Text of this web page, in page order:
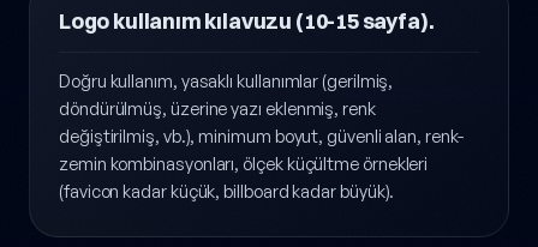
Logo kullanım kılavuzu (10-15 sayfa).
Doğru kullanım, yasaklı kullanımlar (gerilmiş,
döndürülmüş, üzerine yazı eklenmiş, renk
değiştirilmiş, vb.), minimum boyut, güvenli alan, renk-